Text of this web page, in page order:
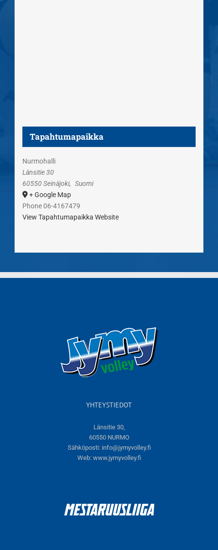
Tapahtumapaikka
Nurmohalli
Länsitie 30
60550 Seinäjoki, Suomi
+ Google Map
Phone 06-4167479
View Tapahtumapaikka Website
YHTEYSTIEDOT
Länsitie 30,
60550 NURMO
Sähköposti: info@jymyvolley.fi
Web: www.jymyvolley.fi